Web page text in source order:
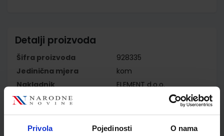
Privola Pojedinosti O nama
Detalji proizvoda
Šifra proizvoda
928335
Jedinična mjera
kom
Nakladnik
ELEMENT d.o.o.
Autor
Andrea Bednjanec Ivan